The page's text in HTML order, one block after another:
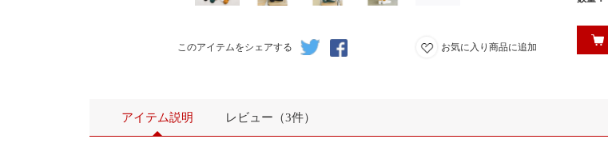
このアイテムをシェアする お気に入り商品に追加
アイテム説明 レビュー（3件）